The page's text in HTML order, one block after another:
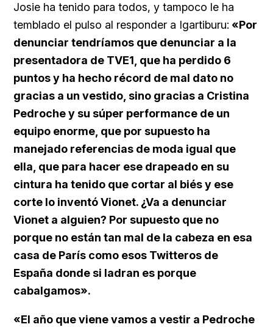
Josie ha tenido para todos, y tampoco le ha
temblado el pulso al responder a Igartiburu: «Por
denunciar tendríamos que denunciar a la
presentadora de TVE1, que ha perdido 6
puntos y ha hecho récord de mal dato no
gracias a un vestido, sino gracias a Cristina
Pedroche y su súper performance de un
equipo enorme, que por supuesto ha
manejado referencias de moda igual que
ella, que para hacer ese drapeado en su
cintura ha tenido que cortar al biés y ese
corte lo inventó Vionet. ¿Va a denunciar
Vionet a alguien? Por supuesto que no
porque no están tan mal de la cabeza en esa
casa de París como esos Twitteros de
España donde si ladran es porque
cabalgamos».
«El año que viene vamos a vestir a Pedroche